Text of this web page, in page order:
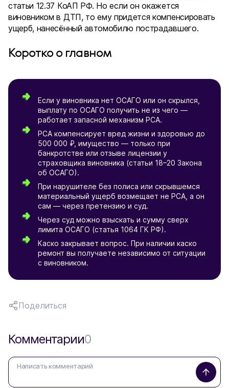
статьи 12.37 КоАП РФ. Но если он окажется
виновником в ДТП, то ему придется компенсировать
ущерб, нанесённый автомобилю пострадавшего.
Коротко о главном
Если у виновника нет ОСАГО или он скрылся,
выплату по ОСАГО получить не из чего —
работает запасной механизм РСА.
РСА компенсирует вред жизни и здоровью до
500 000 ₽, имущество — только при
банкротстве или отзыве лицензии у
страховщика виновника (статьи 18–20 Закона
об ОСАГО).
При нарушителе без полиса или скрывшемся
материальный ущерб возмещает не РСА, а он
сам — через претензию и суд.
Через суд можно взыскать и сумму сверх
лимита ОСАГО (статья 1064 ГК РФ).
Каско закрывает вопрос. При наличии каско
ремонт вы получаете независимо от ситуации
с виновником.
Поделиться
Комментарии0